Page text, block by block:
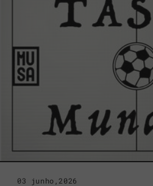
03 junho,2026